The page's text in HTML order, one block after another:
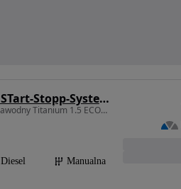
Ford Focus 1.5 EcoBlue STart-Stopp-System TITANIUM
1499 cm3 • 120 KM • Piękny Niezawodny Titanium 1.5 ECOBLUE LED Face Lift Pdc Alu VAT 23%
Diesel
Manualna